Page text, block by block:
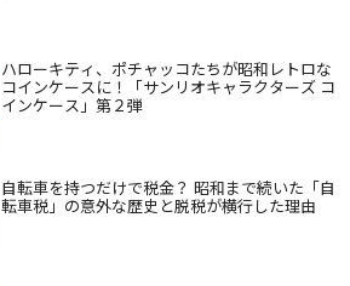
ハローキティ、ポチャッコたちが昭和レトロな
コインケースに！「サンリオキャラクターズ コ
インケース」第２弾
自転車を持つだけで税金？ 昭和まで続いた「自
転車税」の意外な歴史と脱税が横行した理由